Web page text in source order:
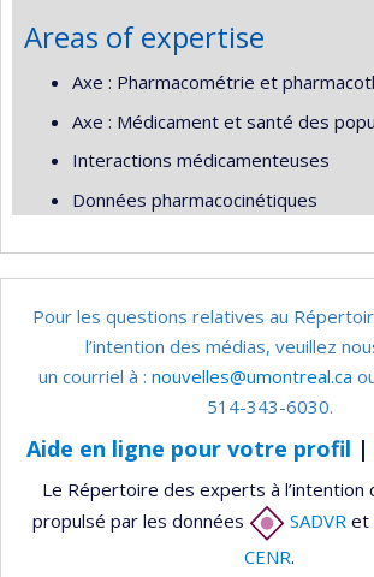
Areas of expertise
Axe : Pharmacométrie et
Axe : Médicament et santé des
Interactions médicamenteuses
Données pharmacocinétiques
Pour les questions relatives au
l’intention des médias, veuillez
un courriel à : nouvelles@umontreal.ca
514-343-6030.
Aide en ligne pour votre profil |
Le Répertoire des experts à l’intention
propulsé par les données
SADVRet
CENR.